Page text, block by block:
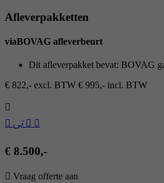
Afleverpakketten
viaBOVAG afleverbeurt
Dit afleverpakket bevat: BOVAG
€ 822,- excl. BTW € 995,- incl. BTW
€ 8.500,-
Vraag offerte aan